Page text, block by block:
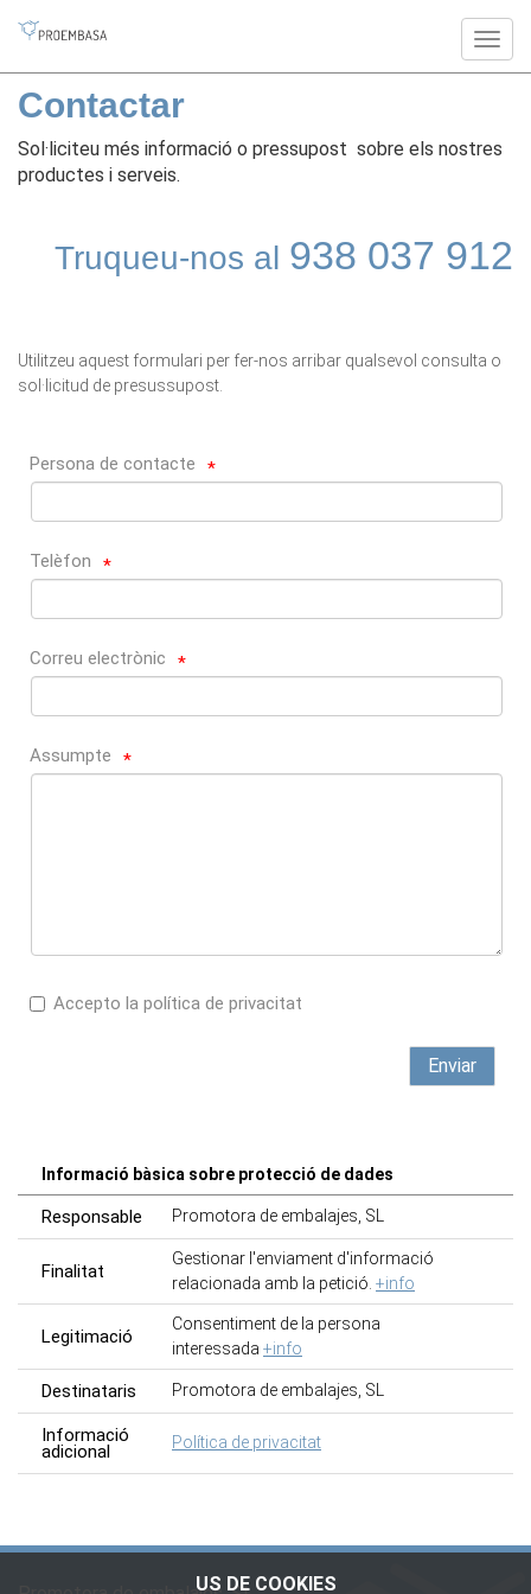
US DE COOKIES
Contactar
Sol·liciteu més informació o pressupost sobre els nostres
productes i serveis.
Truqueu-nos al 938 037 912
Utilitzeu aquest formulari per fer-nos arribar qualsevol consulta o
sol·licitud de presussupost.
Persona de contacte *
Telèfon *
Correu electrònic *
Assumpte *
Accepto la política de privacitat
Informació bàsica sobre protecció de dades
Responsable Promotora de embalajes, SL
Finalitat
Gestionar l'enviament d'informació
relacionada amb la petició. +info
Legitimació
Consentiment de la persona
interessada +info
Destinataris Promotora de embalajes, SL
Informació
adicional Política de privacitat